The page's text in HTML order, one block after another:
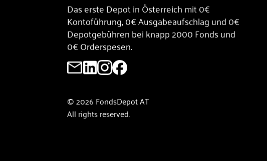
Das erste Depot in Österreich mit 0€
Kontoführung, 0€ Ausgabeaufschlag und 0€
Depotgebühren bei knapp 2000 Fonds und
0€ Orderspesen.
© 2026 FondsDepot AT
All rights reserved.